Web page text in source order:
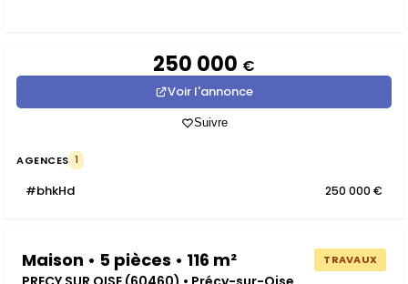
250 000 €
Voir l'annonce
Suivre
AGENCES 1
#bhkHd 250 000 €
Maison • 5 pièces • 116 m² TRAVAUX